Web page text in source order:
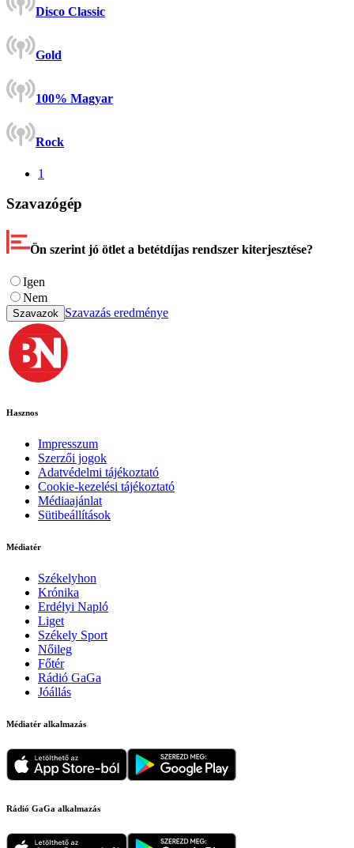
Disco Classic
Gold
100% Magyar
Rock
1
Szavazógép
Ön szerint jó ötlet a betétdíjas rendszer kiterjesztése?
Igen
Nem
Szavazok Szavazás eredménye
Hasznos
Impresszum
Szerzői jogok
Adatvédelmi tájékoztató
Cookie-kezelési tájékoztató
Médiaajánlat
Sütibeállítások
Médiatér
Székelyhon
Krónika
Erdélyi Napló
Liget
Székely Sport
Nőileg
Főtér
Rádió GaGa
Jóállás
Médiatér alkalmazás
Rádió GaGa alkalmazás